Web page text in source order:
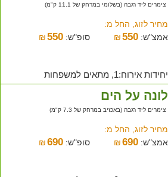
צימרים ליד רגבה (בשלומי במרחק של 11.1 ק"מ)
מחיר לזוג, החל מ:
אמצ"ש:
₪550 סופ"ש: ₪ 550
יחידות אירוח:1, מתאים למשפחות
לונה על הים
צימרים ליד רגבה (באכזיב במרחק של 7.3 ק"מ)
מחיר לזוג, החל מ:
אמצ"ש:
₪690 סופ"ש: ₪ 690